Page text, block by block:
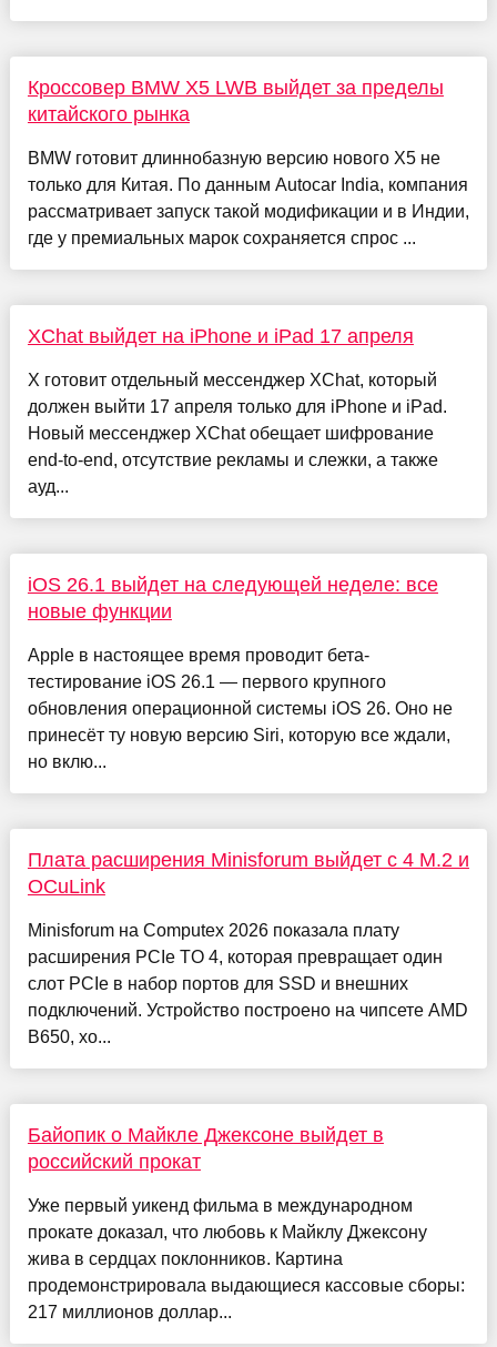
Кроссовер BMW X5 LWB выйдет за пределы
китайского рынка
BMW готовит длиннобазную версию нового X5 не
только для Китая. По данным Autocar India, компания
рассматривает запуск такой модификации и в Индии,
где у премиальных марок сохраняется спрос ...
XChat выйдет на iPhone и iPad 17 апреля
X готовит отдельный мессенджер XChat, который
должен выйти 17 апреля только для iPhone и iPad.
Новый мессенджер XChat обещает шифрование
end-to-end, отсутствие рекламы и слежки, а также
ауд...
iOS 26.1 выйдет на следующей неделе: все
новые функции
Apple в настоящее время проводит бета-
тестирование iOS 26.1 — первого крупного
обновления операционной системы iOS 26. Оно не
принесёт ту новую версию Siri, которую все ждали,
но вклю...
Плата расширения Minisforum выйдет с 4 M.2 и
OCuLink
Minisforum на Computex 2026 показала плату
расширения PCIe TO 4, которая превращает один
слот PCIe в набор портов для SSD и внешних
подключений. Устройство построено на чипсете AMD
B650, хо...
Байопик о Майкле Джексоне выйдет в
российский прокат
Уже первый уикенд фильма в международном
прокате доказал, что любовь к Майклу Джексону
жива в сердцах поклонников. Картина
продемонстрировала выдающиеся кассовые сборы:
217 миллионов доллар...